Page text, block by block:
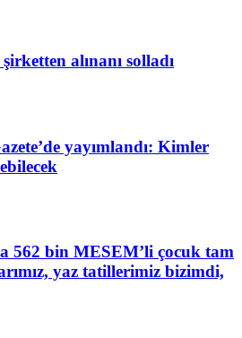
alınanı solladı
yayımlandı: Kimler
562 bin MESEM’li çocuk tam
yaz tatillerimiz bizimdi,